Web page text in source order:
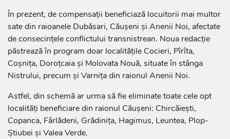
În prezent, de compensații beneficiază locuitorii mai multor
sate din raioanele Dubăsari, Căușeni și Anenii Noi, afectate
de consecințele conflictului transnistrean. Noua redacție
păstrează în program doar localitățile Cocieri, Pîrîta,
Coșnița, Doroțcaia și Molovata Nouă, situate în stânga
Nistrului, precum și Varnița din raionul Anenii Noi.
Astfel, din schemă ar urma să fie eliminate toate cele opt
localități beneficiare din raionul Căușeni: Chircăiești,
Copanca, Fârlădeni, Grădinița, Hagimus, Leuntea, Plop-
Știubei și Valea Verde.